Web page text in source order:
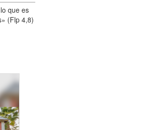
que es
(Flp 4,8)